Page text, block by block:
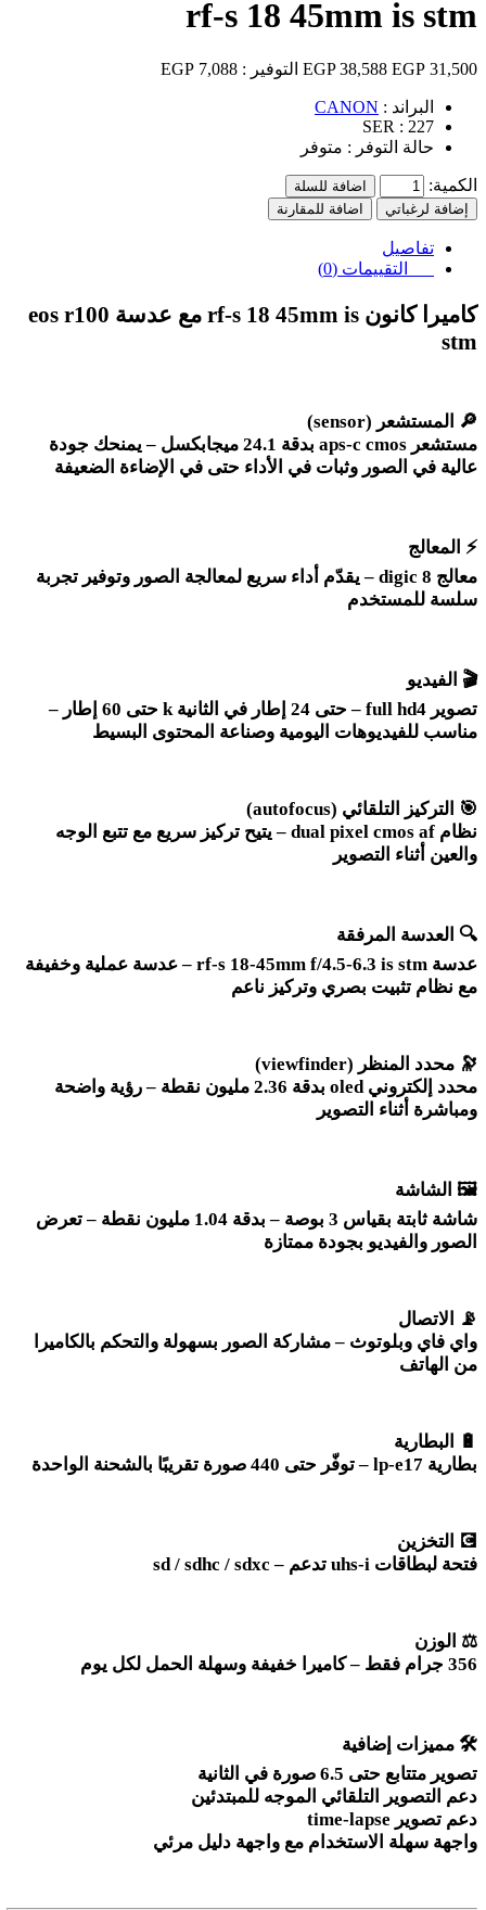
rf-s 18 45mm is stm
31,500 EGP
38,588 EGP التوفير : 7,088 EGP
البراند : CANON
SER : 227
حالة التوفر : متوفر
الكمية:
اضافة للسلة
إضافة لرغباتي
اضافة للمقارنة
تفاصيل
التقييمات (0)
كاميرا كانون مع عدسة rf-s 18 45mm is
stm
🔎 المستشعر (sensor)
مستشعر
بدقة 24.1 ميجابكسل – يمنحك جودة
عالية في الصور وثبات في الأداء حتى في الإضاءة الضعيفة
⚡ المعالج
معالج
يقدّم أداء سريع لمعالجة الصور وتوفير تجربة
سلسة للمستخدم
🎬 الفيديو
تصوير 4
k حتى 24 إطار في الثانية – full hd
حتى 60 إطار –
مناسب للفيديوهات اليومية وصناعة المحتوى البسيط
🎯 التركيز التلقائي (autofocus)
نظام
يتيح تركيز سريع مع تتبع الوجه
والعين أثناء التصوير
🔍 العدسة المرفقة
عدسة
عدسة عملية وخفيفة
مع نظام تثبيت بصري وتركيز ناعم
🔭 محدد المنظر (viewfinder)
محدد إلكتروني oled
بدقة 2.36 مليون نقطة – رؤية واضحة
ومباشرة أثناء التصوير
🖼️ الشاشة
شاشة ثابتة بقياس 3 بوصة – بدقة 1.04 مليون نقطة – تعرض
الصور والفيديو بجودة ممتازة
📡
الاتصال
واي فاي وبلوتوث – مشاركة الصور بسهولة والتحكم بالكاميرا
من الهاتف
🔋
البطارية
بطارية
توفّر حتى 440 صورة تقريبًا بالشحنة الواحدة
💽
التخزين
فتحة لبطاقات
تدعم uhs-i
⚖️ الوزن
356 جرام فقط – كاميرا خفيفة وسهلة الحمل لكل يوم
🛠️ مميزات إضافية
تصوير متتابع حتى 6.5 صورة في الثانية
دعم التصوير التلقائي الموجه للمبتدئين
دعم تصوير
واجهة سهلة الاستخدام مع واجهة دليل مرئي